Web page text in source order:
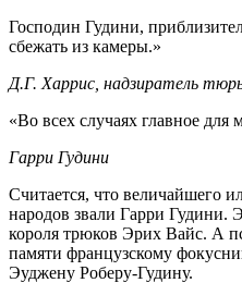
Господин Гудини,
сбежать из камеры.»
Д.Г. Харрис, надзиратель
«Во всех случаях главное для
Гарри Гудини
Считается, что величайшего
народов звали Гарри Гудини.
короля трюков Эрих Вайс. А
памяти французскому
Эуджену Роберу-Гудину.